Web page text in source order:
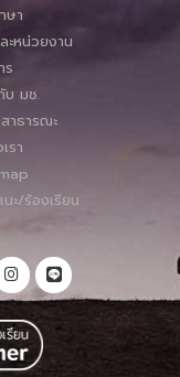
ษา
ะหน่วยงาน
ร
บ มช.
าธารณะ
รา
นะ/ร้องเรียน